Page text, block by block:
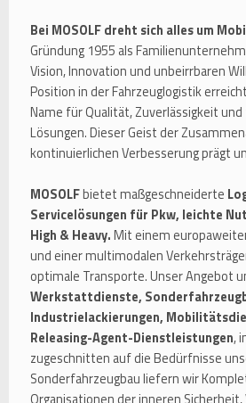
Bei MOSOLF dreht sich alles um
Gründung 1955 als
Vision, Innovation und unbeirrbaren
Position in der Fahrzeuglogistik
Name für Qualität, Zuverlässigkeit
Lösungen. Dieser Geist der
kontinuierlichen Verbesserung prägt
MOSOLFbietet maßgeschneiderte
Servicelösungen für Pkw, leichte
High & Heavy.Mit einem
und einer multimodalen
optimale Transporte. Unser Angebot
Werkstattdienste,
Industrielackierungen,
Releasing-Agent-Dienstleistungen,
zugeschnitten auf die Bedürfnisse
Sonderfahrzeugbau liefern wir